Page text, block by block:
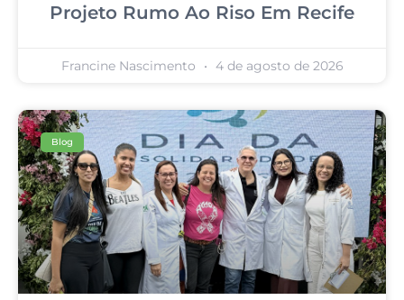
Projeto Rumo Ao Riso Em Recife
Francine Nascimento 4 de agosto de 2026
Blog